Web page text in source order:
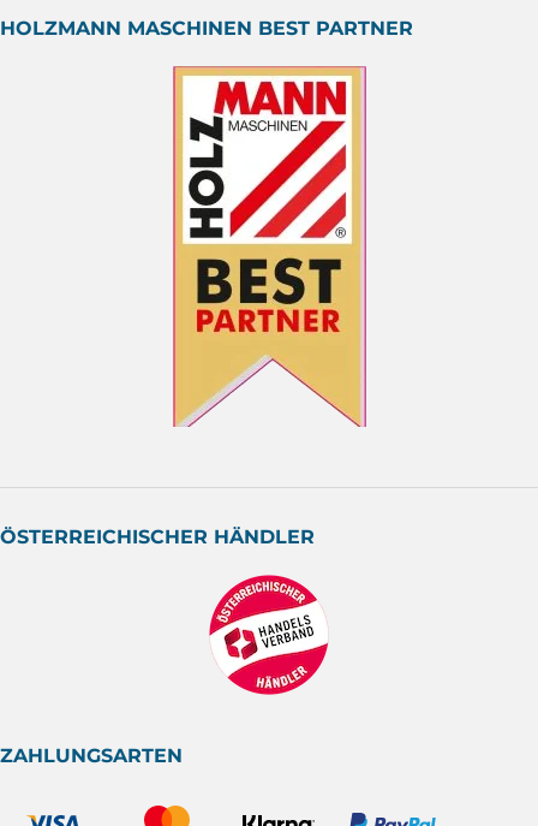
HOLZMANN MASCHINEN BEST PARTNER
ÖSTERREICHISCHER HÄNDLER
ZAHLUNGSARTEN